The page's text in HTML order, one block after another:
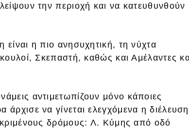
την περιοχή και να κατευθυνθούν
η πιο ανησυχητική, τη νύχτα
Σκεπαστή, καθώς και Αμέλαντες
αντιμετωπίζουν μόνο κάποιες
να γίνεται ελεγχόμενα η διέλευση
δρόμους: Λ. Κύμης από οδό